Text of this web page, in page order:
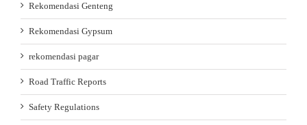
Rekomendasi Genteng
Rekomendasi Gypsum
rekomendasi pagar
Road Traffic Reports
Safety Regulations